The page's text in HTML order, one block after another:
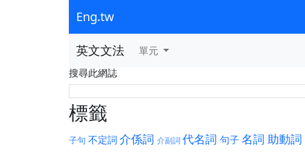
Eng.tw
英文文法
單元
搜尋此網誌
標籤
子句 不定詞 介係詞 介副詞 代名詞 句子 名詞 助動詞